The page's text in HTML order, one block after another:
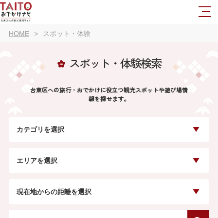
HOME スポット・体験
スポット・体験検索
台東区への旅行・おでかけに役立つ観光スポットや遊び場情
報を探せます。
カテゴリを選択
エリアを選択
現在地からの距離を選択